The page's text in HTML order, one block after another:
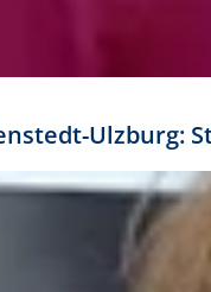
Ulzburg: